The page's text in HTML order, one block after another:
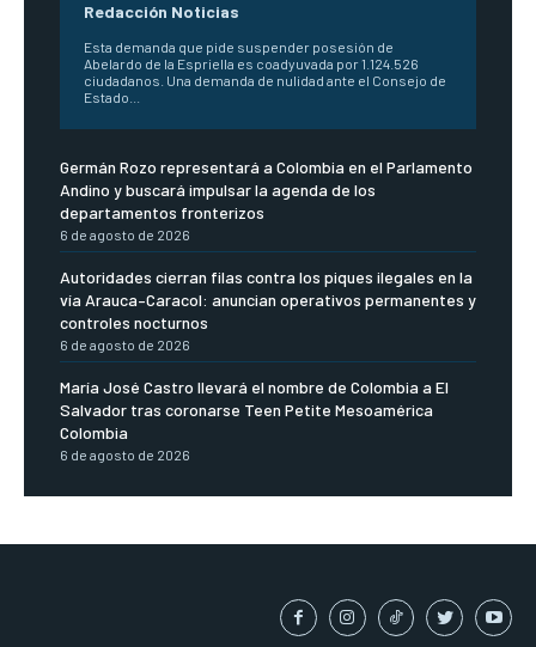
Redacción Noticias
Esta demanda que pide suspender posesión de
Abelardo de la Espriella es coadyuvada por 1.124.526
ciudadanos. Una demanda de nulidad ante el Consejo de
Estado...
Germán Rozo representará a Colombia en el Parlamento
Andino y buscará impulsar la agenda de los
departamentos fronterizos
6 de agosto de 2026
Autoridades cierran filas contra los piques ilegales en la
vía Arauca–Caracol: anuncian operativos permanentes y
controles nocturnos
6 de agosto de 2026
María José Castro llevará el nombre de Colombia a El
Salvador tras coronarse Teen Petite Mesoamérica
Colombia
6 de agosto de 2026